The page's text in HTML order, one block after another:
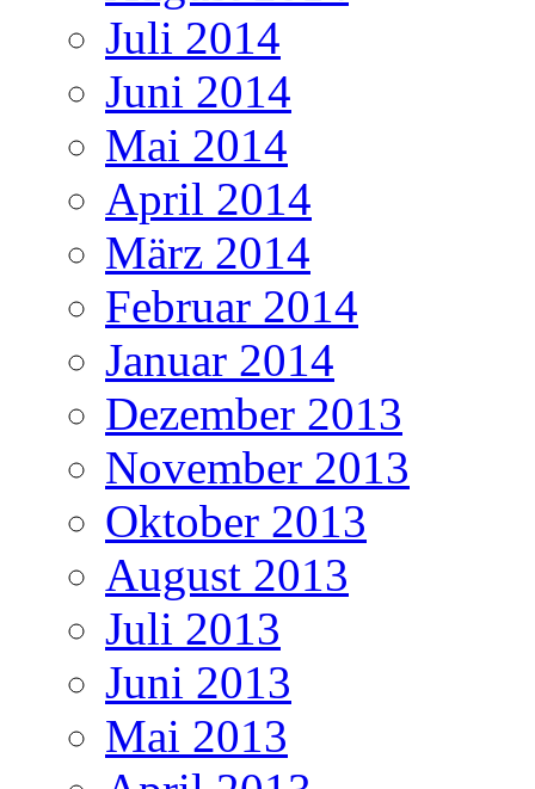
Juli 2014
Juni 2014
Mai 2014
April 2014
März 2014
Februar 2014
Januar 2014
Dezember 2013
November 2013
Oktober 2013
August 2013
Juli 2013
Juni 2013
Mai 2013